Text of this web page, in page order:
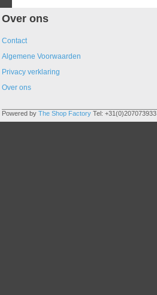
Over ons
Contact
Algemene Voorwaarden
Privacy verklaring
Over ons
Powered by The Shop Factory Tel: +31(0)207073933